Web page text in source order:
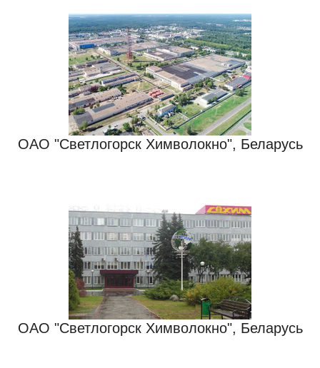
ОАО "Светлогорск Химволокно", Беларусь
ОАО "Светлогорск Химволокно", Беларусь